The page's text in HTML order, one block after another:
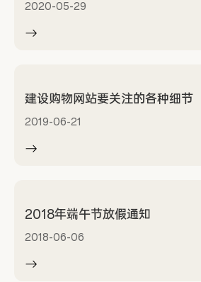
2020-05-29
建设购物网站要关注的各种细节
2019-06-21
2018年端午节放假通知
2018-06-06